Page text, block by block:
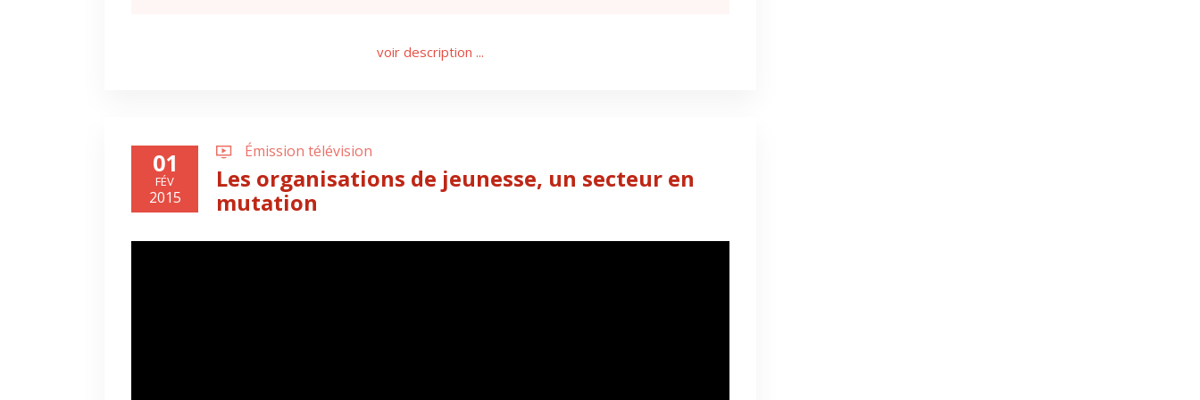
voir description ...
01
FÉV
2015
Émission télévision
Les organisations de jeunesse, un secteur en
mutation